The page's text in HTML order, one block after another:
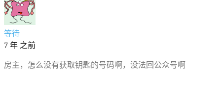
等待
7 年 之前
房主，怎么没有获取钥匙的号码啊，没法回公众号啊